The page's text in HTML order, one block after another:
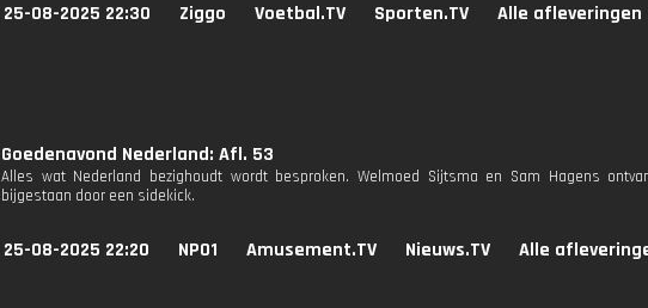
25-08-2025 22:30 Ziggo Voetbal.TV Sporten.TV Alle afleveringen
Goedenavond Nederland: Afl. 53
Alles wat Nederland bezighoudt wordt besproken. Welmoed Sijtsma en Sam Hagens
bijgestaan door een sidekick.
25-08-2025 22:20 NPO1 Amusement.TV Nieuws.TV Alle